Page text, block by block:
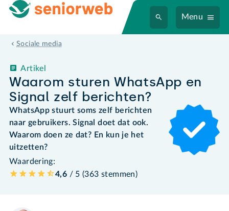
Menu
Sociale media
Waarom sturen WhatsApp en
Signal zelf berichten?
Artikel
WhatsApp stuurt soms zelf berichten
naar gebruikers. Signal doet dat ook.
Waarom doen ze dat? En kun je het
uitzetten?
Waardering:
4,6 / 5 (363 stemmen)